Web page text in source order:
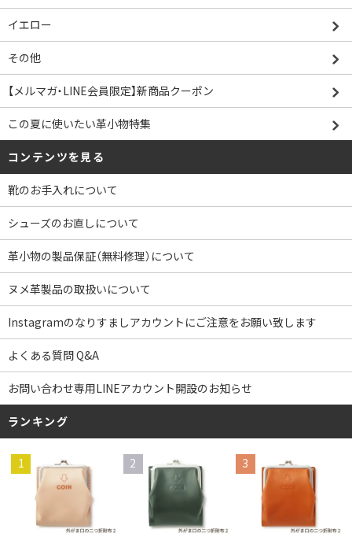
イエロー
その他
【メルマガ・LINE会員限定】新商品クーポン
この夏に使いたい革小物特集
コンテンツを見る
靴のお手入れについて
シューズのお直しについて
革小物の製品保証（無料修理）について
ヌメ革製品の取扱いについて
Instagramのなりすましアカウントにご注意をお願い致します
よくある質問 Q&A
お問い合わせ専用LINEアカウント開設のお知らせ
ランキング
1 2 3